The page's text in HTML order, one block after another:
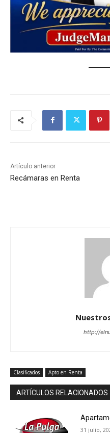
Artículo anterior
Recámaras en Renta
Nuestros
http://
Clasificados Apto en Renta
ARTÍCULOS RELACIONADOS
31 julio,